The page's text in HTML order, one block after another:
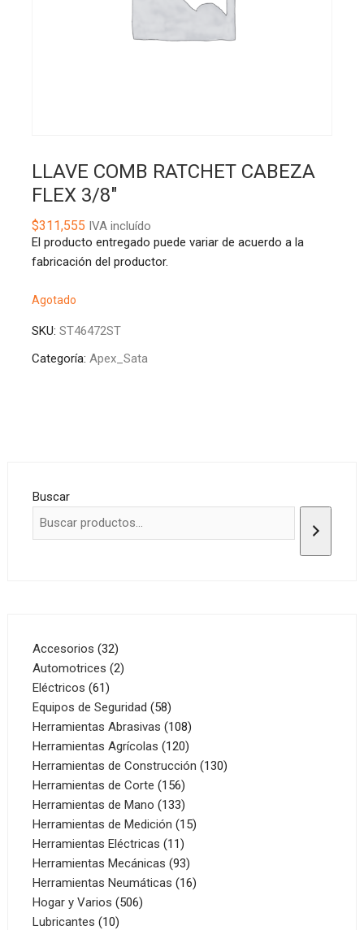
LLAVE COMB RATCHET CABEZA
FLEX 3/8″
$311,555 IVA incluído
El producto entregado puede variar de acuerdo a la
fabricación del productor.
Agotado
SKU: ST46472ST
Categoría: Apex_Sata
Buscar
Accesorios 3232
productos
Automotrices 22
Eléctricos 6161
productos
Equipos de Seguridad 5858
productos
Herramientas Abrasivas 108108
productos
Herramientas Agrícolas 120120
productos
Herramientas de Construcción 130130
Herramientas de Corte 156156
productos
Herramientas de Mano 133133
productos
Herramientas de Medición 1515
Herramientas Eléctricas 1111
productos
Herramientas Mecánicas 9393
productos
Herramientas Neumáticas 1616
Hogar y Varios 506506
Lubricantes 1010